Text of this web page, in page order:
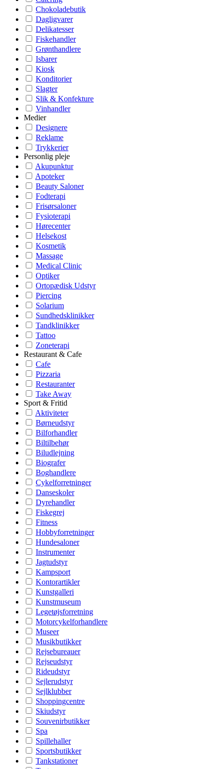
Chokoladebutik
Dagligvarer
Delikatesser
Fiskehandler
Grønthandlere
Isbarer
Kiosk
Konditorier
Slagter
Slik & Konfekture
Vinhandler
Medier
Designere
Reklame
Trykkerier
Personlig pleje
Akupunktur
Apoteker
Beauty Saloner
Fodterapi
Frisørsaloner
Fysioterapi
Hørecenter
Helsekost
Kosmetik
Massage
Medical Clinic
Optiker
Ortopædisk Udstyr
Piercing
Solarium
Sundhedsklinikker
Tandklinikker
Tattoo
Zoneterapi
Restaurant & Cafe
Cafe
Pizzaria
Restauranter
Take Away
Sport & Fritid
Aktiviteter
Børneudstyr
Bilforhandler
Biltilbehør
Biludlejning
Biografer
Boghandlere
Cykelforretninger
Danseskoler
Dyrehandler
Fiskegrej
Fitness
Hobbyforretninger
Hundesaloner
Instrumenter
Jagtudstyr
Kampsport
Kontorartikler
Kunstgalleri
Kunstmuseum
Legetøjsforretning
Motorcykelforhandlere
Museer
Musikbutikker
Rejsebureauer
Rejseudstyr
Rideudstyr
Sejlerudstyr
Sejlklubber
Shoppingcentre
Skiudstyr
Souvenirbutikker
Spa
Spillehaller
Sportsbutikker
Tankstationer